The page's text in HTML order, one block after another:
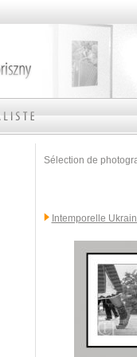
Sélection de
Intemporelle